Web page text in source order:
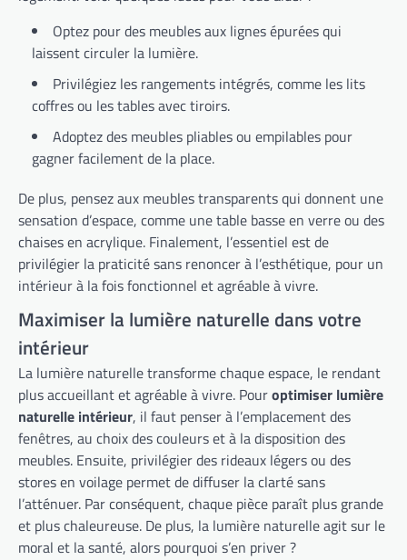
Optez pour des meubles aux lignes épurées qui
laissent circuler la lumière.
Privilégiez les rangements intégrés, comme les lits
coffres ou les tables avec tiroirs.
Adoptez des meubles pliables ou empilables pour
gagner facilement de la place.
De plus, pensez aux meubles transparents qui donnent une
sensation d’espace, comme une table basse en verre ou des
chaises en acrylique. Finalement, l’essentiel est de
privilégier la praticité sans renoncer à l’esthétique, pour un
intérieur à la fois fonctionnel et agréable à vivre.
Maximiser la lumière naturelle dans votre
intérieur
La lumière naturelle transforme chaque espace, le rendant
plus accueillant et agréable à vivre. Pouroptimiser lumière
naturelle intérieur, il faut penser à l’emplacement des
fenêtres, au choix des couleurs et à la disposition des
meubles. Ensuite, privilégier des rideaux légers ou des
stores en voilage permet de diffuser la clarté sans
l’atténuer. Par conséquent, chaque pièce paraît plus grande
et plus chaleureuse. De plus, la lumière naturelle agit sur le
moral et la santé, alors pourquoi s’en priver ?